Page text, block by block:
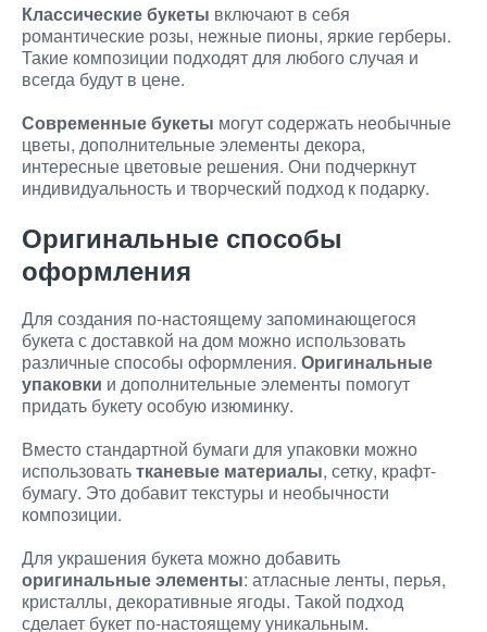
Классические букеты включают в себя
романтические розы, нежные пионы, яркие герберы.
Такие композиции подходят для любого случая и
всегда будут в цене.
Современные букеты могут содержать необычные
цветы, дополнительные элементы декора,
интересные цветовые решения. Они подчеркнут
индивидуальность и творческий подход к подарку.
Оригинальные способы
оформления
Для создания по-настоящему запоминающегося
букета с доставкой на дом можно использовать
различные способы оформления. Оригинальные
упаковки и дополнительные элементы помогут
придать букету особую изюминку.
Вместо стандартной бумаги для упаковки можно
использоватьтканевые материалы, сетку, крафт-
бумагу. Это добавит текстуры и необычности
композиции.
Для украшения букета можно добавить
оригинальные элементы: атласные ленты, перья,
кристаллы, декоративные ягоды. Такой подход
сделает букет по-настоящему уникальным.